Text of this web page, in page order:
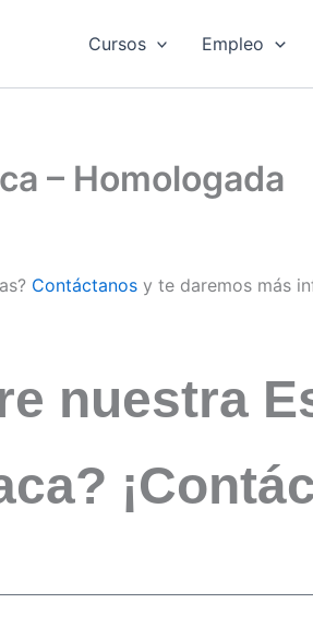
Cursos Empleo
– Homologada
Contáctanos y te daremos más
nuestra